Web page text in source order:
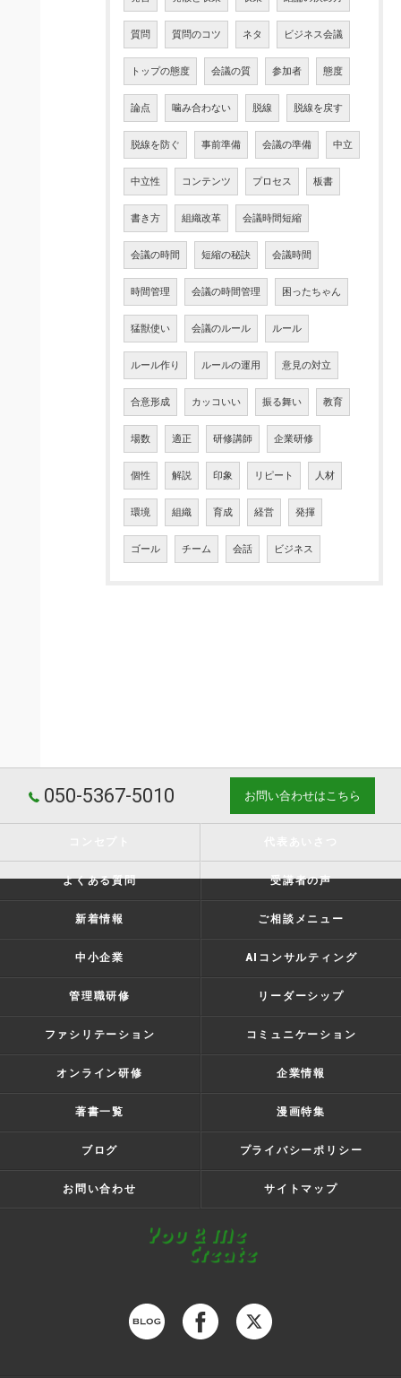
質問 質問のコツ ネタ ビジネス会議
トップの態度 会議の質 参加者 態度
論点 噛み合わない 脱線 脱線を戻す
脱線を防ぐ 事前準備 会議の準備 中立
中立性 コンテンツ プロセス 板書
書き方 組織改革 会議時間短縮
会議の時間 短縮の秘訣 会議時間
時間管理 会議の時間管理 困ったちゃん
猛獣使い 会議のルール ルール
ルール作り ルールの運用 意見の対立
合意形成 カッコいい 振る舞い 教育
場数 適正 研修講師 企業研修
個性 解説 印象 リピート 人材
環境 組織 育成 経営 発揮
ゴール チーム 会話 ビジネス
050-5367-5010 お問い合わせはこちら
よくある質問 受講者の声
新着情報 ご相談メニュー
中小企業 AIコンサルティング
管理職研修 リーダーシップ
ファシリテーション コミュニケーション
オンライン研修 企業情報
著書一覧 漫画特集
ブログ プライバシーポリシー
お問い合わせ サイトマップ